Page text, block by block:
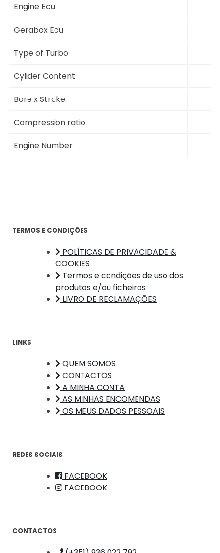
Engine Ecu
Gerabox Ecu
Type of Turbo
Cylider Content
Bore x Stroke
Compression ratio
Engine Number
TERMOS E CONDIÇÕES
POLÍTICAS DE PRIVACIDADE &
COOKIES
Termos e condições de uso dos
produtos e/ou ficheiros
LIVRO DE RECLAMAÇÕES
LINKS
QUEM SOMOS
CONTACTOS
A MINHA CONTA
AS MINHAS ENCOMENDAS
OS MEUS DADOS PESSOAIS
REDES SOCIAIS
FACEBOOK
FACEBOOK
CONTACTOS